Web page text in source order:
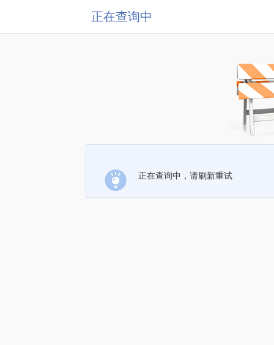
正在查询中
正在查询中，请刷新重试